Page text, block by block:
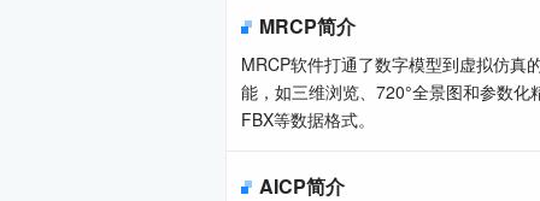
MRCP简介
MRCP软件打通了数字模型到虚拟仿真
能，如三维浏览、720°全景图和参数
FBX等数据格式。
AICP简介